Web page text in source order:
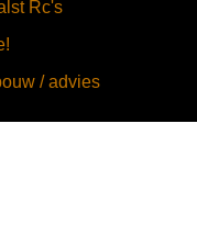
Rc's
/ advies